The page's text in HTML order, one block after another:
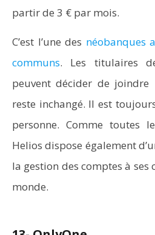
partir de 3 € par mois.
C’est l’une des néobanques
communs. Les titulaires
peuvent décider de
reste inchangé. Il est
personne. Comme toutes
Helios dispose également
la gestion des comptes à
monde.